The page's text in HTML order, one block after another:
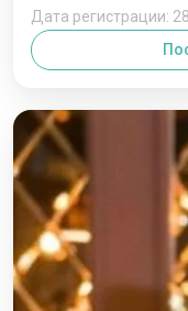
Дата регистрации: